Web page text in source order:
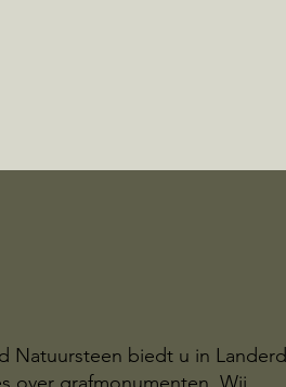
Natuursteen biedt u in Landerd